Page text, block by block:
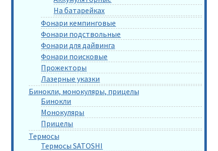
На батарейках
Фонари кемпинговые
Фонари подствольные
Фонари для дайвинга
Фонари поисковые
Прожекторы
Лазерные указки
Бинокли, монокуляры, прицелы
Бинокли
Монокуляры
Прицелы
Термосы
Термосы SATOSHI